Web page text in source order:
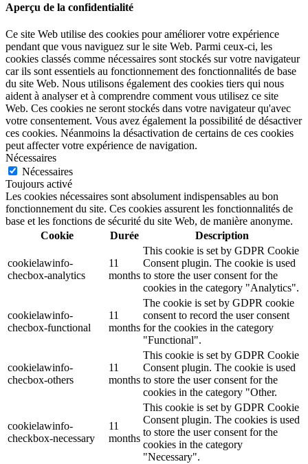
Aperçu de la confidentialité
Ce site Web utilise des cookies pour améliorer votre expérience
pendant que vous naviguez sur le site Web. Parmi ceux-ci, les
cookies classés comme nécessaires sont stockés sur votre navigateur
car ils sont essentiels au fonctionnement des fonctionnalités de base
du site Web. Nous utilisons également des cookies tiers qui nous
aident à analyser et à comprendre comment vous utilisez ce site
Web. Ces cookies ne seront stockés dans votre navigateur qu'avec
votre consentement. Vous avez également la possibilité de désactiver
ces cookies. Néanmoins la désactivation de certains de ces cookies
peut affecter votre expérience de navigation.
Nécessaires
Nécessaires
Toujours activé
Les cookies nécessaires sont absolument indispensables au bon
fonctionnement du site. Ces cookies assurent les fonctionnalités de
base et les fonctions de sécurité du site Web, de manière anonyme.
Cookie
Durée Description
cookielawinfo-
checbox-analytics
11
months
This cookie is set by GDPR Cookie
Consent plugin. The cookie is used
to store the user consent for the
cookies in the category "Analytics".
cookielawinfo-
checbox-functional
11
months
The cookie is set by GDPR cookie
consent to record the user consent
for the cookies in the category
"Functional".
cookielawinfo-
checbox-others
11
months
This cookie is set by GDPR Cookie
Consent plugin. The cookie is used
to store the user consent for the
cookies in the category "Other.
cookielawinfo-
checkbox-necessary
11
months
This cookie is set by GDPR Cookie
Consent plugin. The cookies is used
to store the user consent for the
cookies in the category
"Necessary".